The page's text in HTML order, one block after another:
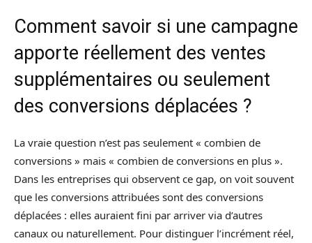
Comment savoir si une campagne
apporte réellement des ventes
supplémentaires ou seulement
des conversions déplacées ?
La vraie question n’est pas seulement « combien de
conversions » mais « combien de conversions en plus ».
Dans les entreprises qui observent ce gap, on voit souvent
que les conversions attribuées sont des conversions
déplacées : elles auraient fini par arriver via d’autres
canaux ou naturellement. Pour distinguer l’incrément réel,